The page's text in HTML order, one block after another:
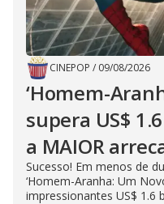
CINEPOP / 09/08/2026
‘Homem-
supera US$
a MAIOR
Sucesso! Em menos de
‘Homem-Aranha: Um
impressionantes US$ 1.6